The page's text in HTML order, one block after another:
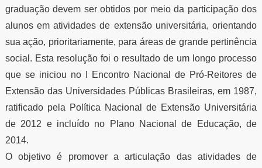
graduação devem ser obtidos por meio da participação dos
alunos em atividades de extensão universitária, orientando
sua ação, prioritariamente, para áreas de grande pertinência
social. Esta resolução foi o resultado de um longo processo
que se iniciou no I Encontro Nacional de Pró-Reitores de
Extensão das Universidades Públicas Brasileiras, em 1987,
ratificado pela Política Nacional de Extensão Universitária
de 2012 e incluído no Plano Nacional de Educação, de
2014.
O objetivo é promover a articulação das atividades de